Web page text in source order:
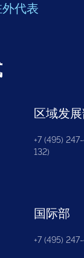
代表
区域发
+7 (495) 247-
132)
国际部
+7 (495)